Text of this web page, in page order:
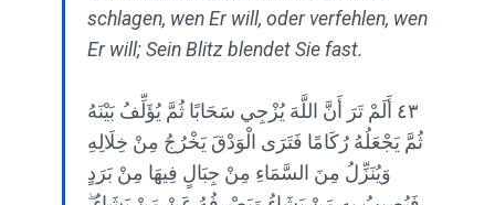
schlagen, wen Er will, oder verfehlen, wen
Er will; Sein Blitz blendet Sie fast.
٤٣ أَلَمْ تَرَ أَنَّ اللَّهَ يُزْجِي سَحَابًا ثُمَّ يُؤَلِّفُ بَيْنَهُ
ثُمَّ يَجْعَلُهُ رُكَامًا فَتَرَى الْوَدْقَ يَخْرُجُ مِنْ خِلَالِهِ
وَيُنَزِّلُ مِنَ السَّمَاءِ مِنْ جِبَالٍ فِيهَا مِنْ بَرَدٍ